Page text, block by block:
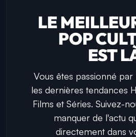
LE
POP
EST
Vous êtes passionné par
les dernières tendances
Films et Séries. Suivez-
manquer de l'actu
directement dans